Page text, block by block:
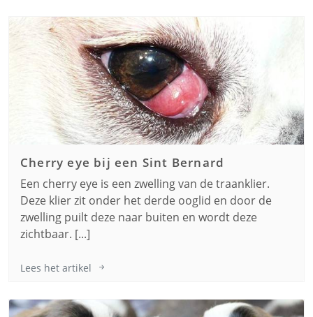
Cherry eye bij een Sint Bernard
Een cherry eye is een zwelling van de traanklier.
Deze klier zit onder het derde ooglid en door de
zwelling puilt deze naar buiten en wordt deze
zichtbaar. [...]
Lees het artikel